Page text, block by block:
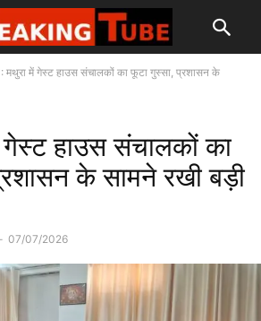
मथुरा में गेस्ट हाउस संचालकों का फूटा गुस्सा, प्रशासन के
हाउस संचालकों का
के सामने रखी बड़ी
- 07/07/2026